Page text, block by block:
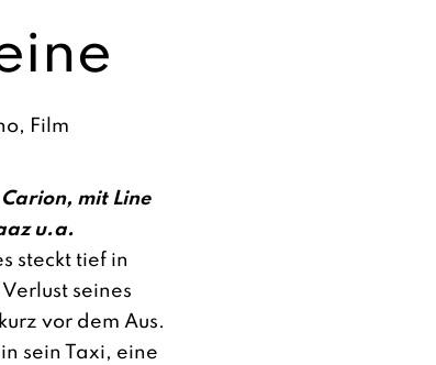
, Film
mit Line
u.a.
steckt tief in
seines
vor dem Aus.
sein Taxi, eine